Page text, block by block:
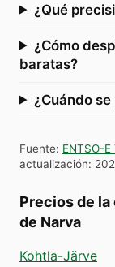
¿Qué
¿Cómo
baratas?
¿Cuándo
Fuente: ENTSO-
actualización:
Precios de
de Narva
Kohtla-Järve